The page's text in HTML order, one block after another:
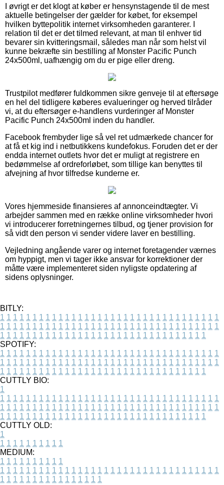
I øvrigt er det klogt at køber er hensynstagende til de mest
aktuelle betingelser der gælder for købet, for eksempel
hvilken byttepolitik internet virksomheden garanterer. I
relation til det er det tilmed relevant, at man til enhver tid
bevarer sin kvitteringsmail, således man når som helst vil
kunne bekræfte sin bestilling af Monster Pacific Punch
24x500ml, uafhængig om du er pige eller dreng.
Trustpilot medfører fuldkommen sikre genveje til at eftersøge
en hel del tidligere køberes evalueringer og herved tilråder
vi, at du eftersøger e-handlens vurderinger af Monster
Pacific Punch 24x500ml inden du handler.
Facebook frembyder lige så vel ret udmærkede chancer for
at få et kig ind i netbutikkens kundefokus. Foruden det er der
endda internet outlets hvor det er muligt at registrere en
bedømmelse af ordreforløbet, som tillige kan benyttes til
afvejning af hvor tilfredse kunderne er.
Vores hjemmeside finansieres af annonceindtægter. Vi
arbejder sammen med en række online virksomheder hvori
vi introducerer forretningernes tilbud, og tjener provision for
så vidt den person vi sender videre laver en bestilling.
Vejledning angående varer og internet foretagender værnes
om hyppigt, men vi tager ikke ansvar for korrektioner der
måtte være implementeret siden nyligste opdatering af
sidens oplysninger.
BITLY:
1 1 1 1 1 1 1 1 1 1 1 1 1 1 1 1 1 1 1 1 1 1 1 1 1 1 1 1 1 1 1 1 1 1
1 1 1 1 1 1 1 1 1 1 1 1 1 1 1 1 1 1 1 1 1 1 1 1 1 1 1 1 1 1 1 1 1 1
1 1 1 1 1 1 1 1 1 1 1 1 1 1 1 1 1 1 1 1 1 1 1 1 1 1 1 1 1 1 1 1
SPOTIFY:
1 1 1 1 1 1 1 1 1 1 1 1 1 1 1 1 1 1 1 1 1 1 1 1 1 1 1 1 1 1 1 1 1 1
1 1 1 1 1 1 1 1 1 1 1 1 1 1 1 1 1 1 1 1 1 1 1 1 1 1 1 1 1 1 1 1 1 1
1 1 1 1 1 1 1 1 1 1 1 1 1 1 1 1 1 1 1 1 1 1 1 1 1 1 1 1 1 1 1 1
CUTTLY BIO:
1
1 1 1 1 1 1 1 1 1 1 1 1 1 1 1 1 1 1 1 1 1 1 1 1 1 1 1 1 1 1 1 1 1 1
1 1 1 1 1 1 1 1 1 1 1 1 1 1 1 1 1 1 1 1 1 1 1 1 1 1 1 1 1 1 1 1 1 1
1 1 1 1 1 1 1 1 1 1 1 1 1 1 1 1 1 1 1 1 1 1 1 1 1 1 1 1 1 1 1 1
CUTTLY OLD:
1
1 1 1 1 1 1 1 1 1 1
MEDIUM:
1 1 1 1 1 1 1 1 1 1
1 1 1 1 1 1 1 1 1 1 1 1 1 1 1 1 1 1 1 1 1 1 1 1 1 1 1 1 1 1 1 1 1 1
1 1 1 1 1 1 1 1 1 1 1 1 1 1 1 1